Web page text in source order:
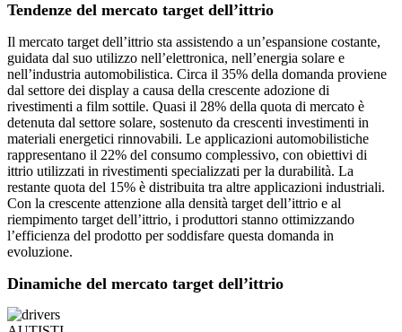
Tendenze del mercato target dell’ittrio
Il mercato target dell’ittrio sta assistendo a un’espansione costante,
guidata dal suo utilizzo nell’elettronica, nell’energia solare e
nell’industria automobilistica. Circa il 35% della domanda proviene
dal settore dei display a causa della crescente adozione di
rivestimenti a film sottile. Quasi il 28% della quota di mercato è
detenuta dal settore solare, sostenuto da crescenti investimenti in
materiali energetici rinnovabili. Le applicazioni automobilistiche
rappresentano il 22% del consumo complessivo, con obiettivi di
ittrio utilizzati in rivestimenti specializzati per la durabilità. La
restante quota del 15% è distribuita tra altre applicazioni industriali.
Con la crescente attenzione alla densità target dell’ittrio e al
riempimento target dell’ittrio, i produttori stanno ottimizzando
l’efficienza del prodotto per soddisfare questa domanda in
evoluzione.
Dinamiche del mercato target dell’ittrio